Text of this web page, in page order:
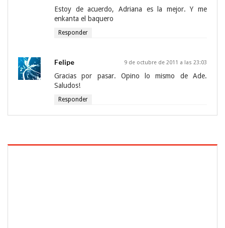
Estoy de acuerdo, Adriana es la mejor. Y me
enkanta el baquero
Responder
Felipe 9 de octubre de 2011 a las 23:03
Gracias por pasar. Opino lo mismo de Ade.
Saludos!
Responder